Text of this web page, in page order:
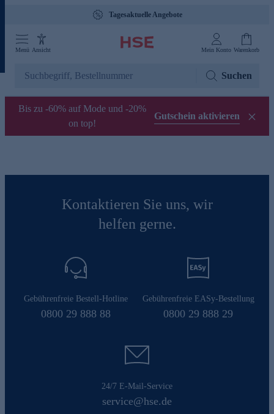
Tagesaktuelle Angebote
Menü Ansicht Mein Konto Warenkorb
Suchen
Bis zu -60% auf Mode und -20%
on top!
Gutschein aktivieren
Kontaktieren Sie uns, wir
helfen gerne.
Gebührenfreie Bestell-Hotline
0800 29 888 88
Gebührenfreie EASy-Bestellung
0800 29 888 29
24/7 E-Mail-Service
service@hse.de